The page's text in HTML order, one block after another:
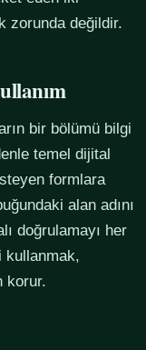
zorunda değildir.
bir bölümü bilgi
temel dijital
formlara
alan adını
doğrulamayı her
kullanmak,
korur.